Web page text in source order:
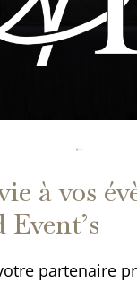
à vos
Event’s
votre partenaire